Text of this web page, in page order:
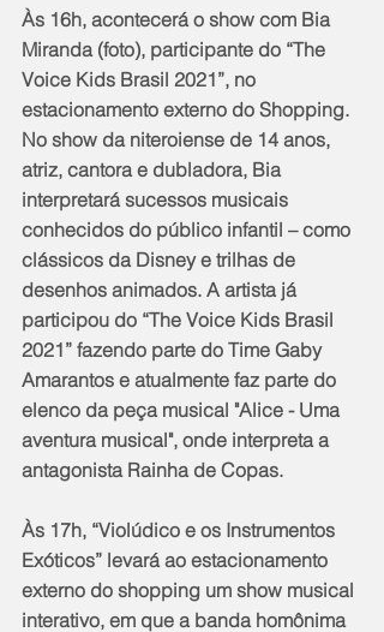
Às 16h, acontecerá o show com Bia
Miranda (foto), participante do “The
Voice Kids Brasil 2021”, no
estacionamento externo do Shopping.
No show da niteroiense de 14 anos,
atriz, cantora e dubladora, Bia
interpretará sucessos musicais
conhecidos do público infantil – como
clássicos da Disney e trilhas de
desenhos animados. A artista já
participou do “The Voice Kids Brasil
2021” fazendo parte do Time Gaby
Amarantos e atualmente faz parte do
elenco da peça musical "Alice - Uma
aventura musical", onde interpreta a
antagonista Rainha de Copas.
Às 17h, “Violúdico e os Instrumentos
Exóticos” levará ao estacionamento
externo do shopping um show musical
interativo, em que a banda homônima